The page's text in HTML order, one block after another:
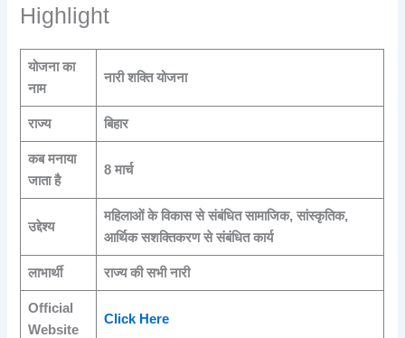
Highlight
योजना का
नाम
नारी शक्ति योजना
राज्य बिहार
कब मनाया
जाता है
8 मार्च
उद्देश्य
महिलाओं के विकास से संबंधित सामाजिक, सांस्कृतिक,
आर्थिक सशक्तिकरण से संबंधित कार्य
लाभार्थी राज्य की सभी नारी
Official
Website
Click Here